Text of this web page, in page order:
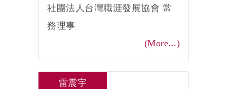
社團法人台灣職涯發展協會 常
務理事
(More...)
雷震宇